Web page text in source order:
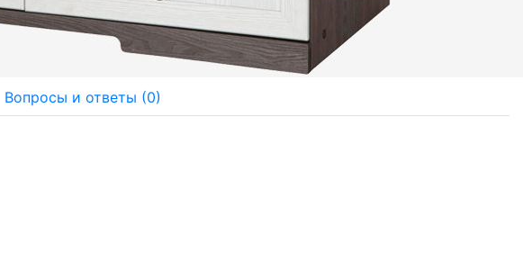
Вопросы и ответы (0)